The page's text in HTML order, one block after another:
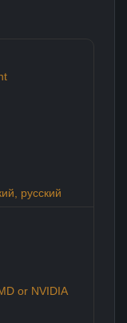
русский
or NVIDIA